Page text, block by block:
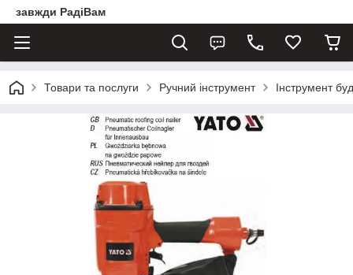
завжди РадіВам
Товари та послуги Ручний інструмент Інструмент